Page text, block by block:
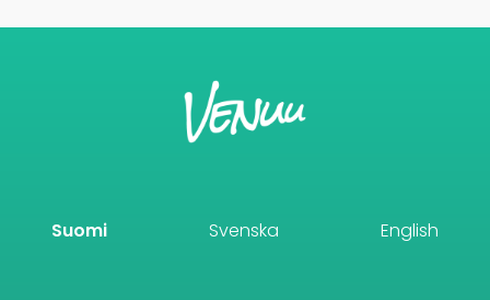
Suomi Svenska English